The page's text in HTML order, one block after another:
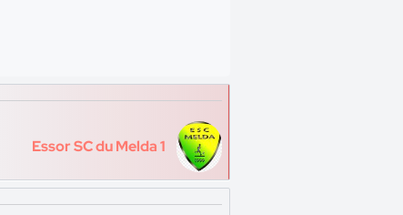
Essor SC du Melda 1